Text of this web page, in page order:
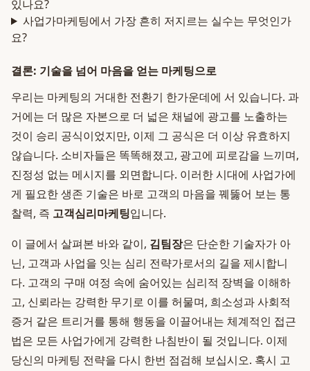
있나요?
사업가마케팅에서 가장 흔히 저지르는 실수는 무엇인가
요?
결론: 기술을 넘어 마음을 얻는 마케팅으로
우리는 마케팅의 거대한 전환기 한가운데에 서 있습니다. 과
거에는 더 많은 자본으로 더 넓은 채널에 광고를 노출하는
것이 승리 공식이었지만, 이제 그 공식은 더 이상 유효하지
않습니다. 소비자들은 똑똑해졌고, 광고에 피로감을 느끼며,
진정성 없는 메시지를 외면합니다. 이러한 시대에 사업가에
게 필요한 생존 기술은 바로 고객의 마음을 꿰뚫어 보는 통
찰력, 즉 고객심리마케팅입니다.
이 글에서 살펴본 바와 같이, 김팀장은 단순한 기술자가 아
닌, 고객과 사업을 잇는 심리 전략가로서의 길을 제시합니
다. 고객의 구매 여정 속에 숨어있는 심리적 장벽을 이해하
고, 신뢰라는 강력한 무기로 이를 허물며, 희소성과 사회적
증거 같은 트리거를 통해 행동을 이끌어내는 체계적인 접근
법은 모든 사업가에게 강력한 나침반이 될 것입니다. 이제
당신의 마케팅 전략을 다시 한번 점검해 보십시오. 혹시 고